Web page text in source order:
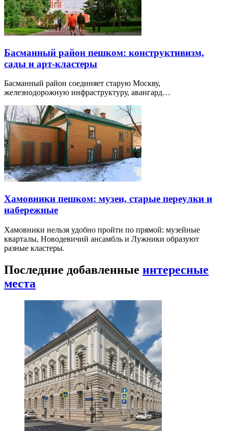
Басманный район пешком: конструктивизм,
сады и арт-кластеры
Басманный район соединяет старую Москву,
железнодорожную инфраструктуру, авангард…
Хамовники пешком: музеи, старые переулки и
набережные
Хамовники нельзя удобно пройти по прямой: музейные
кварталы, Новодевичий ансамбль и Лужники образуют
разные кластеры.
Последние добавленные интересные
места